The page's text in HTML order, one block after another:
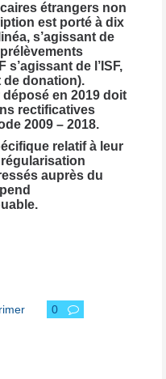
étrangers non
est porté à dix
s’agissant de
de l’ISF,
de donation).
en 2019 doit
rectificatives
2009 – 2018.
relatif à leur
auprès du
0